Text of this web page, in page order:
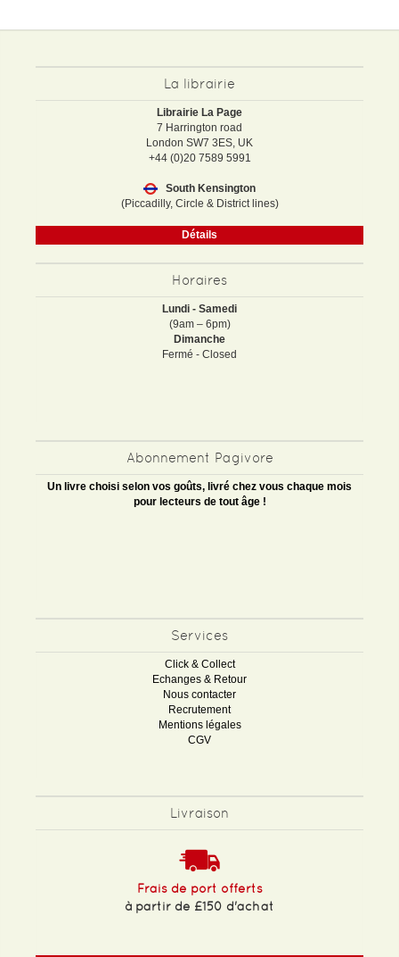
La librairie
Librairie La Page
7 Harrington road
London SW7 3ES, UK
+44 (0)20 7589 5991
South Kensington
(Piccadilly, Circle & District lines)
Détails
Horaires
Lundi - Samedi
(9am – 6pm)
Dimanche
Fermé - Closed
Abonnement Pagivore
Un livre choisi selon vos goûts, livré chez vous chaque mois
pour lecteurs de tout âge !
Services
Click & Collect
Echanges & Retour
Nous contacter
Recrutement
Mentions légales
CGV
Livraison
Frais de port offerts
à partir de £150 d'achat